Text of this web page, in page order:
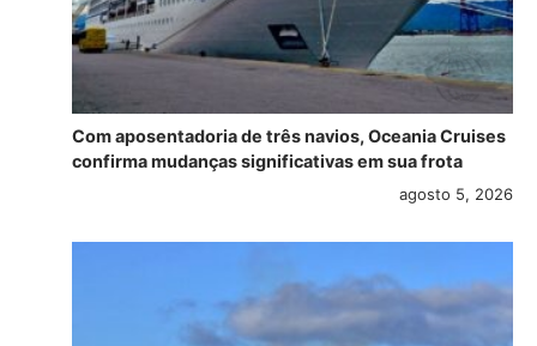
Com aposentadoria de três navios, Oceania Cruises
confirma mudanças significativas em sua frota
agosto 5, 2026